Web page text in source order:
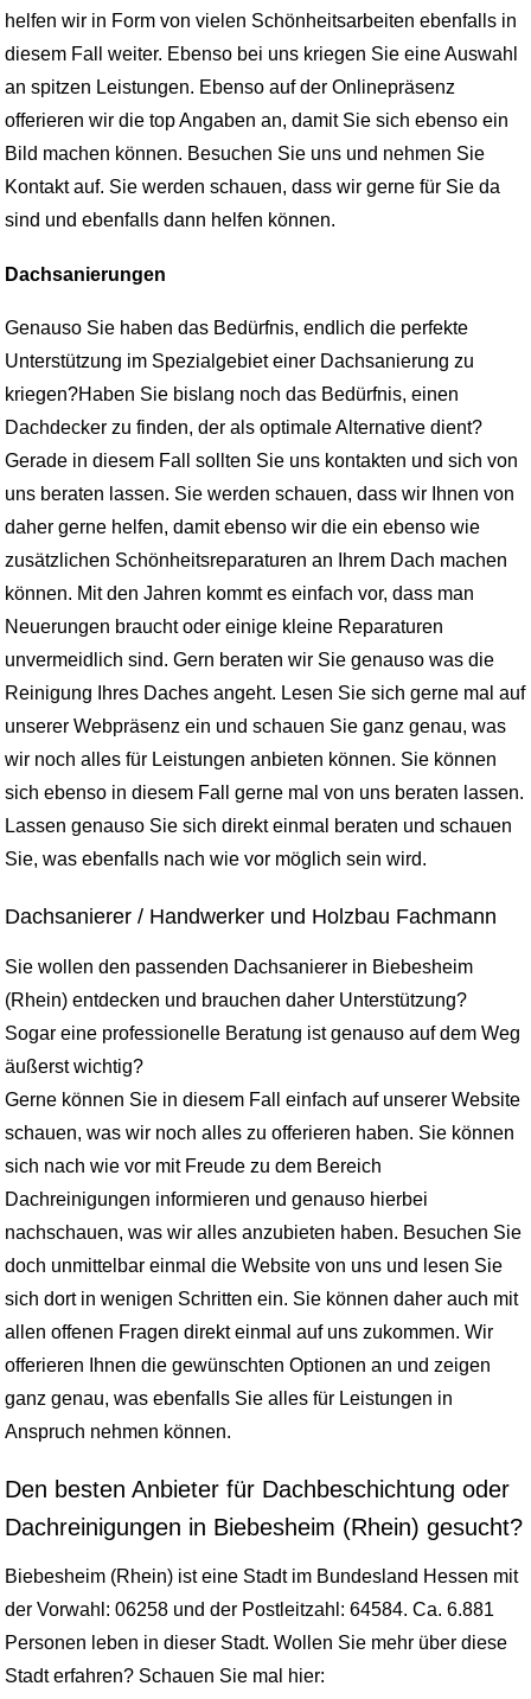
helfen wir in Form von vielen Schönheitsarbeiten ebenfalls in
diesem Fall weiter. Ebenso bei uns kriegen Sie eine Auswahl
an spitzen Leistungen. Ebenso auf der Onlinepräsenz
offerieren wir die top Angaben an, damit Sie sich ebenso ein
Bild machen können. Besuchen Sie uns und nehmen Sie
Kontakt auf. Sie werden schauen, dass wir gerne für Sie da
sind und ebenfalls dann helfen können.
Dachsanierungen
Genauso Sie haben das Bedürfnis, endlich die perfekte
Unterstützung im Spezialgebiet einer Dachsanierung zu
kriegen?Haben Sie bislang noch das Bedürfnis, einen
Dachdecker zu finden, der als optimale Alternative dient?
Gerade in diesem Fall sollten Sie uns kontakten und sich von
uns beraten lassen. Sie werden schauen, dass wir Ihnen von
daher gerne helfen, damit ebenso wir die ein ebenso wie
zusätzlichen Schönheitsreparaturen an Ihrem Dach machen
können. Mit den Jahren kommt es einfach vor, dass man
Neuerungen braucht oder einige kleine Reparaturen
unvermeidlich sind. Gern beraten wir Sie genauso was die
Reinigung Ihres Daches angeht. Lesen Sie sich gerne mal auf
unserer Webpräsenz ein und schauen Sie ganz genau, was
wir noch alles für Leistungen anbieten können. Sie können
sich ebenso in diesem Fall gerne mal von uns beraten lassen.
Lassen genauso Sie sich direkt einmal beraten und schauen
Sie, was ebenfalls nach wie vor möglich sein wird.
Dachsanierer / Handwerker und Holzbau Fachmann
Sie wollen den passenden Dachsanierer in Biebesheim
(Rhein) entdecken und brauchen daher Unterstützung?
Sogar eine professionelle Beratung ist genauso auf dem Weg
äußerst wichtig?
Gerne können Sie in diesem Fall einfach auf unserer Website
schauen, was wir noch alles zu offerieren haben. Sie können
sich nach wie vor mit Freude zu dem Bereich
Dachreinigungen informieren und genauso hierbei
nachschauen, was wir alles anzubieten haben. Besuchen Sie
doch unmittelbar einmal die Website von uns und lesen Sie
sich dort in wenigen Schritten ein. Sie können daher auch mit
allen offenen Fragen direkt einmal auf uns zukommen. Wir
offerieren Ihnen die gewünschten Optionen an und zeigen
ganz genau, was ebenfalls Sie alles für Leistungen in
Anspruch nehmen können.
Den besten Anbieter für Dachbeschichtung oder
Dachreinigungen in Biebesheim (Rhein) gesucht?
Biebesheim (Rhein) ist eine Stadt im Bundesland Hessen mit
der Vorwahl: 06258 und der Postleitzahl: 64584. Ca. 6.881
Personen leben in dieser Stadt. Wollen Sie mehr über diese
Stadt erfahren? Schauen Sie mal hier: